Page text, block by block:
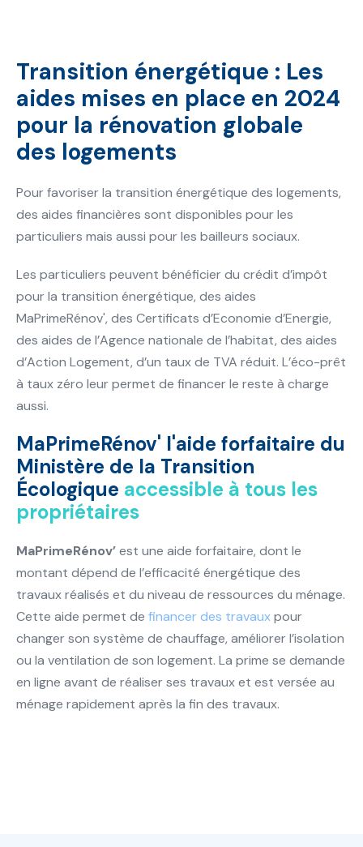
Transition énergétique : Les
aides mises en place en 2024
pour la rénovation globale
des logements
Pour favoriser la transition énergétique des logements,
des aides financières sont disponibles pour les
particuliers mais aussi pour les bailleurs sociaux.
Les particuliers peuvent bénéficier du crédit d’impôt
pour la transition énergétique, des aides
MaPrimeRénov', des Certificats d’Economie d’Energie,
des aides de l’Agence nationale de l’habitat, des aides
d’Action Logement, d’un taux de TVA réduit. L’éco-prêt
à taux zéro leur permet de financer le reste à charge
aussi.
MaPrimeRénov' l'aide forfaitaire du
Ministère de la Transition
Écologique accessible à tous les
propriétaires
MaPrimeRénov’est une aide forfaitaire, dont le
montant dépend de l’efficacité énergétique des
travaux réalisés et du niveau de ressources du ménage.
Cette aide permet de financer des travauxpour
changer son système de chauffage, améliorer l’isolation
ou la ventilation de son logement. La prime se demande
en ligne avant de réaliser ses travaux et est versée au
ménage rapidement après la fin des travaux.